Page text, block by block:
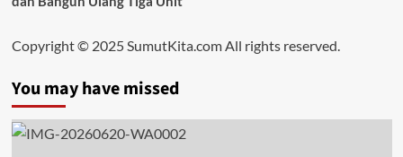
Copyright © 2025 SumutKita.com All rights reserved.
You may have missed